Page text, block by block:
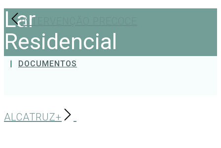
Lar
Residencial
| DOCUMENTOS
INTERVENÇÃO PRECOCE
ALCATRUZ+